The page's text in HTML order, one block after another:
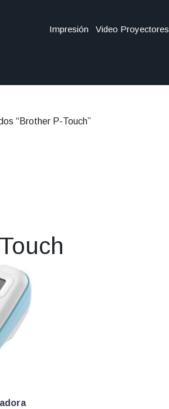
Impresión Video Proyectores
“Brother P-Touch”